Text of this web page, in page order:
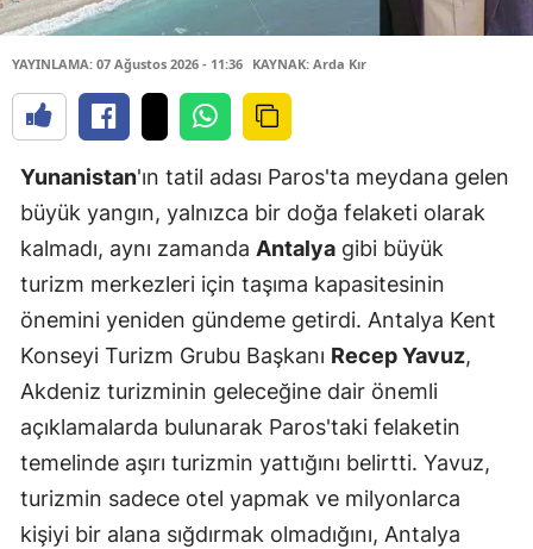
YAYINLAMA: 07 Ağustos 2026 - 11:36 KAYNAK: Arda Kır
Yunanistan'ın tatil adası Paros'ta meydana gelen
büyük yangın, yalnızca bir doğa felaketi olarak
kalmadı, aynı zamanda Antalya gibi büyük
turizm merkezleri için taşıma kapasitesinin
önemini yeniden gündeme getirdi. Antalya Kent
Konseyi Turizm Grubu Başkanı Recep Yavuz,
Akdeniz turizminin geleceğine dair önemli
açıklamalarda bulunarak Paros'taki felaketin
temelinde aşırı turizmin yattığını belirtti. Yavuz,
turizmin sadece otel yapmak ve milyonlarca
kişiyi bir alana sığdırmak olmadığını, Antalya